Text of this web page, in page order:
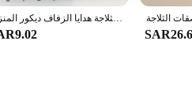
business meeting, or simply dressing
styling possibilities. The set's
searching for a gift for a loved one, a
to offer high-quality, culturally
إيران السفر مغناطيس الثلاجة بيرسبوليس معبد الأعمدة الهدايا التذكارية السياحية ملصقات الثلاجة هدايا الزفاف ديكور المنزل